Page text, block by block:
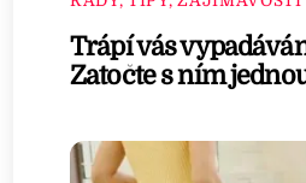
Trápí vás
Zatočte s ním